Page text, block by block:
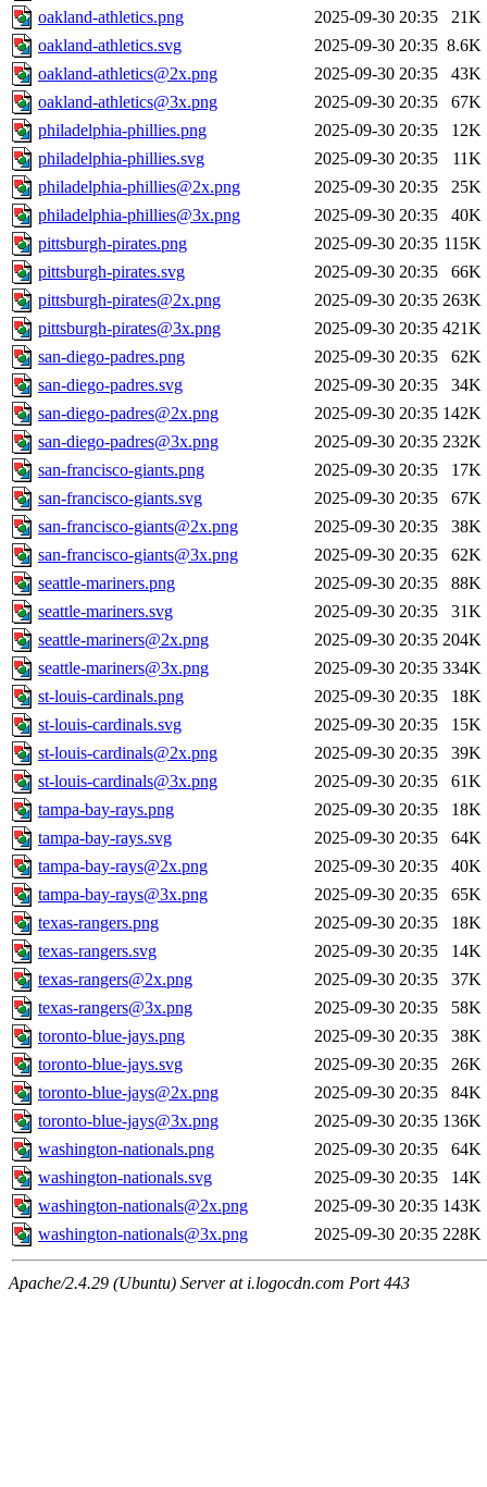
oakland-athletics.png
2025-09-30 20:35
21K
oakland-athletics.svg
2025-09-30 20:35 8.6K
oakland-athletics@2x.png
2025-09-30 20:35
43K
oakland-athletics@3x.png
2025-09-30 20:35
67K
philadelphia-phillies.png
2025-09-30 20:35
12K
philadelphia-phillies.svg
2025-09-30 20:35
11K
philadelphia-phillies@2x.png
2025-09-30 20:35
25K
philadelphia-phillies@3x.png
2025-09-30 20:35
40K
pittsburgh-pirates.png
2025-09-30 20:35 115K
pittsburgh-pirates.svg
2025-09-30 20:35
66K
pittsburgh-pirates@2x.png
2025-09-30 20:35 263K
pittsburgh-pirates@3x.png
2025-09-30 20:35 421K
san-diego-padres.png
2025-09-30 20:35
62K
san-diego-padres.svg
2025-09-30 20:35
34K
san-diego-padres@2x.png
2025-09-30 20:35 142K
san-diego-padres@3x.png
2025-09-30 20:35 232K
san-francisco-giants.png
2025-09-30 20:35
17K
san-francisco-giants.svg
2025-09-30 20:35
67K
san-francisco-giants@2x.png
2025-09-30 20:35
38K
san-francisco-giants@3x.png
2025-09-30 20:35
62K
seattle-mariners.png
2025-09-30 20:35
88K
seattle-mariners.svg
2025-09-30 20:35
31K
seattle-mariners@2x.png
2025-09-30 20:35 204K
seattle-mariners@3x.png
2025-09-30 20:35 334K
st-louis-cardinals.png
2025-09-30 20:35
18K
st-louis-cardinals.svg
2025-09-30 20:35
15K
st-louis-cardinals@2x.png
2025-09-30 20:35
39K
st-louis-cardinals@3x.png
2025-09-30 20:35
61K
tampa-bay-rays.png
2025-09-30 20:35
18K
tampa-bay-rays.svg
2025-09-30 20:35
64K
tampa-bay-rays@2x.png
2025-09-30 20:35
40K
tampa-bay-rays@3x.png
2025-09-30 20:35
65K
texas-rangers.png
2025-09-30 20:35
18K
texas-rangers.svg
2025-09-30 20:35
14K
texas-rangers@2x.png
2025-09-30 20:35
37K
texas-rangers@3x.png
2025-09-30 20:35
58K
toronto-blue-jays.png
2025-09-30 20:35
38K
toronto-blue-jays.svg
2025-09-30 20:35
26K
toronto-blue-jays@2x.png
2025-09-30 20:35
84K
toronto-blue-jays@3x.png
2025-09-30 20:35 136K
washington-nationals.png
2025-09-30 20:35
64K
washington-nationals.svg
2025-09-30 20:35
14K
washington-nationals@2x.png
2025-09-30 20:35 143K
washington-nationals@3x.png
2025-09-30 20:35 228K
Apache/2.4.29 (Ubuntu) Server at i.logocdn.com Port 443